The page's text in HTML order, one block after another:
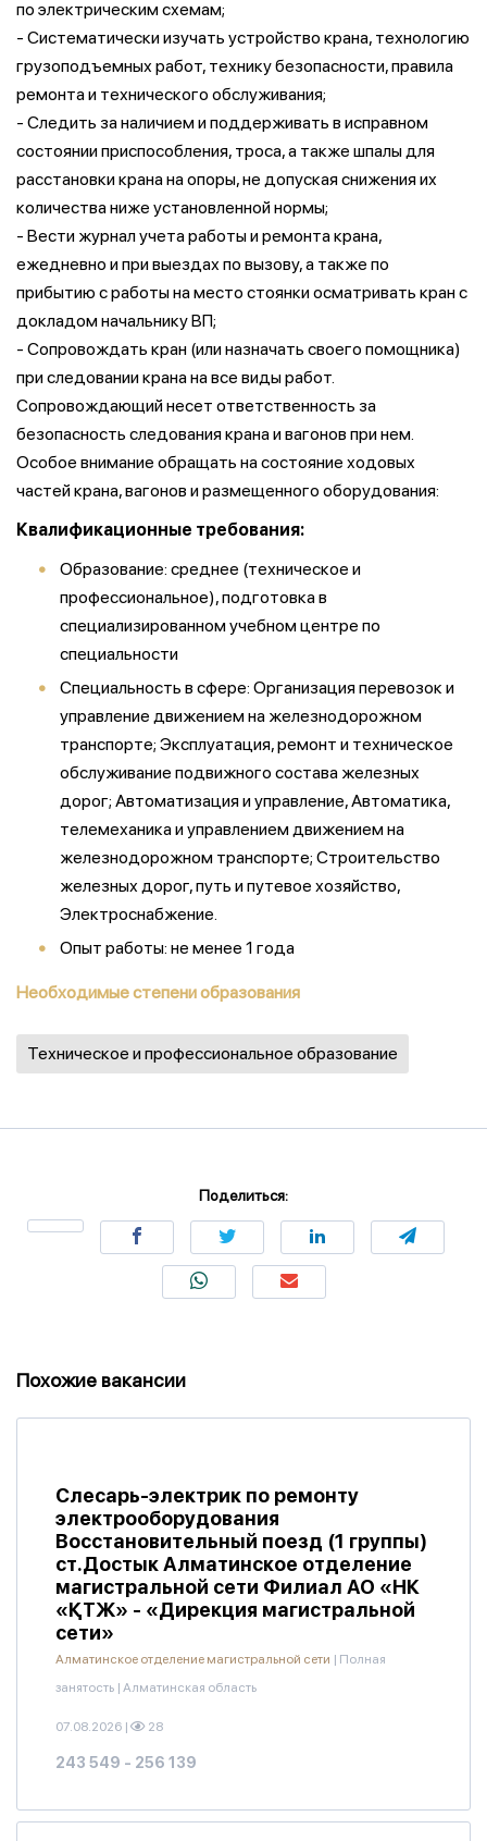
по электрическим схемам;
- Систематически изучать устройство крана, технологию
грузоподъемных работ, технику безопасности, правила
ремонта и технического обслуживания;
- Следить за наличием и поддерживать в исправном
состоянии приспособления, троса, а также шпалы для
расстановки крана на опоры, не допуская снижения их
количества ниже установленной нормы;
- Вести журнал учета работы и ремонта крана,
ежедневно и при выездах по вызову, а также по
прибытию с работы на место стоянки осматривать кран с
докладом начальнику ВП;
- Сопровождать кран (или назначать своего помощника)
при следовании крана на все виды работ.
Сопровождающий несет ответственность за
безопасность следования крана и вагонов при нем.
Особое внимание обращать на состояние ходовых
частей крана, вагонов и размещенного оборудования:
Квалификационные требования:
Образование: среднее (техническое и
профессиональное), подготовка в
специализированном учебном центре по
специальности
Специальность в сфере: Организация перевозок и
управление движением на железнодорожном
транспорте; Эксплуатация, ремонт и техническое
обслуживание подвижного состава железных
дорог; Автоматизация и управление, Автоматика,
телемеханика и управлением движением на
железнодорожном транспорте; Строительство
железных дорог, путь и путевое хозяйство,
Электроснабжение.
Опыт работы: не менее 1 года
Необходимые степени образования
Техническое и профессиональное образование
Поделиться:
Похожие вакансии
Слесарь-электрик по ремонту
электрооборудования
Восстановительный поезд (1 группы)
ст.Достык Алматинское отделение
магистральной сети Филиал АО «НК
«ҚТЖ» - «Дирекция магистральной
сети»
Алматинское отделение магистральной сети | Полная
занятость | Алматинская область
07.08.2026 | 28
243 549 - 256 139